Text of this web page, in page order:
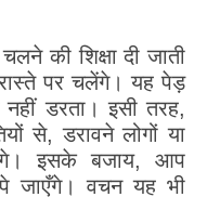
की शिक्षा दी जाती
पर चलेंगे। यह पेड़
डरता। इसी तरह,
से, डरावने लोगों या
इसके बजाय, आप
जाएँगे। वचन यह भी